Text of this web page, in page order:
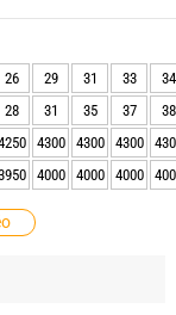
26 29 31 33
34
28 31 35 37
38
4300 4300 4300
4000 4000 4000